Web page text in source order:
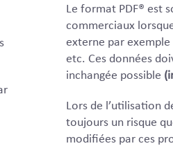
Le format PDF® est
commerciaux
externe par
etc. Ces données
inchangée possible
Lors de l’utilisation
toujours un risque
modifiées par ces